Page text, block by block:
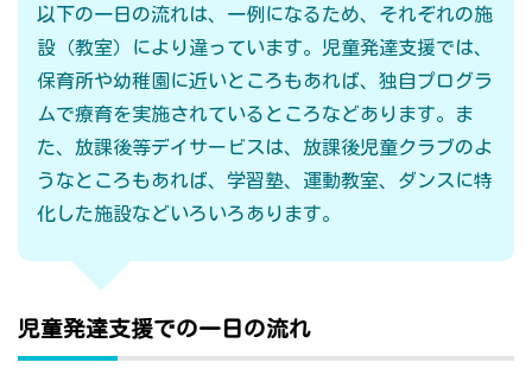
以下の一日の流れは、一例になるため、それぞれの施
設（教室）により違っています。児童発達支援では、
保育所や幼稚園に近いところもあれば、独自プログラ
ムで療育を実施されているところなどあります。ま
た、放課後等デイサービスは、放課後児童クラブのよ
うなところもあれば、学習塾、運動教室、ダンスに特
化した施設などいろいろあります。
児童発達支援での一日の流れ